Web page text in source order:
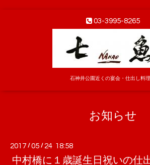
03-3995-8265
石神井公園近くの宴会・仕出し料
お知らせ
2017 /05 / 24 18:58
中村橋に１歳誕生日祝いの仕